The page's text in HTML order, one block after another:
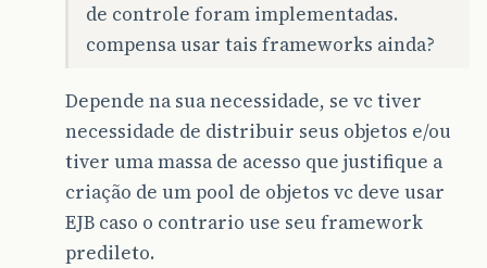
de controle foram implementadas.
compensa usar tais frameworks ainda?
Depende na sua necessidade, se vc tiver
necessidade de distribuir seus objetos e/ou
tiver uma massa de acesso que justifique a
criação de um pool de objetos vc deve usar
EJB caso o contrario use seu framework
predileto.